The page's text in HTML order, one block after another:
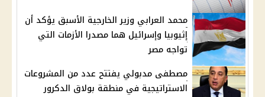
محمد العرابي وزير الخارجية الأسبق يؤكد أن
إثيوبيا وإسرائيل هما مصدرا الأزمات التي
تواجه مصر
مصطفى مدبولي يفتتح عدد من المشروعات
الاستراتيجية في منطقة بولاق الدكرور